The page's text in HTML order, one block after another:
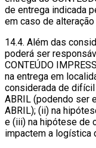
de entrega indicada
em caso de
14.4. Além das
poderá ser
CONTEÚDO
na entrega em
considerada de
ABRIL (podendo ser
ABRIL); (ii) na
e (iii) na hipótese de
impactem a logística